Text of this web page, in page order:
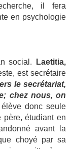
il fera
en psychologie
social.
Laetitia,
est secrétaire
le secrétariat,
chez nous, on
donc seule
étudiant en
avant la
choyé par sa